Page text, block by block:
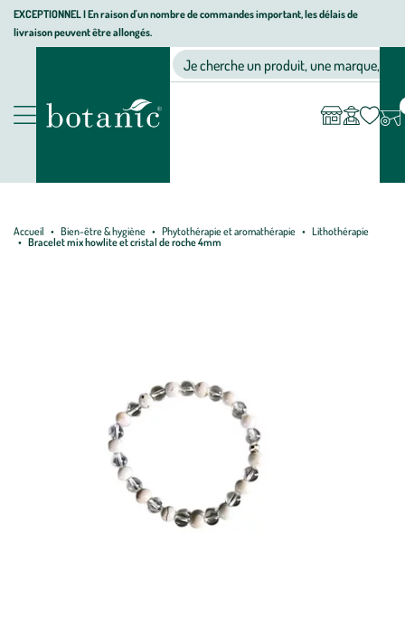
Aller
Aller
au
Aller
au
page
EXCEPTIONNEL I En raison d'un nombre de commandes important, les délais de
livraison peuvent être allongés.
Nos produits
Jardinerie écologique, animalerie, décoration, alimentation bio
Je cherche un produit, une marque, un
compte
Accueil Bien-être & hygiène Phytothérapie et aromathérapie
Lithothérapie
Bracelet mix howlite et cristal de roche 4mm